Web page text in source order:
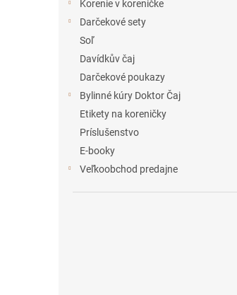
Korenie v koreničke
Darčekové sety
Soľ
Davídkův čaj
Darčekové poukazy
Bylinné kúry Doktor Čaj
Etikety na koreničky
Príslušenstvo
E-booky
Veľkoobchod predajne